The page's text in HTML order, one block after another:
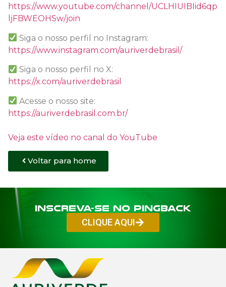
https://www.youtube.com/channel/UCLHIUIBIid6qp
ljFBWEOHSw/join
Siga o nosso perfil no Instagram:
https://www.instagram.com/auriverdebrasil/
Siga o nosso perfil no X:
https://x.com/auriverdebrasil
Acesse o nosso site:
https://auriverdebrasil.com.br/
Veja este vídeo no canal do YouTube
Voltar para home
Inscreva-se no PINGBACK
CLIQUE AQUI